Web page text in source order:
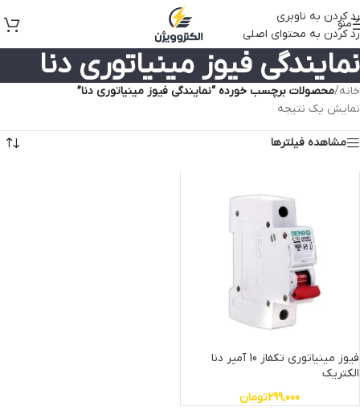
رد کردن به ناوبری
رد کردن به محتوای اصلی
منو
نمایندگی فیوز مینیاتوری دنا
خانه/محصولات برچسب خورده “نمایندگی فیوز مینیاتوری دنا”
نمایش یک نتیجه
مشاهده فیلترها
فیوز مینیاتوری تکفاز 10 آمپر دنا
الکتریک
299,000تومان